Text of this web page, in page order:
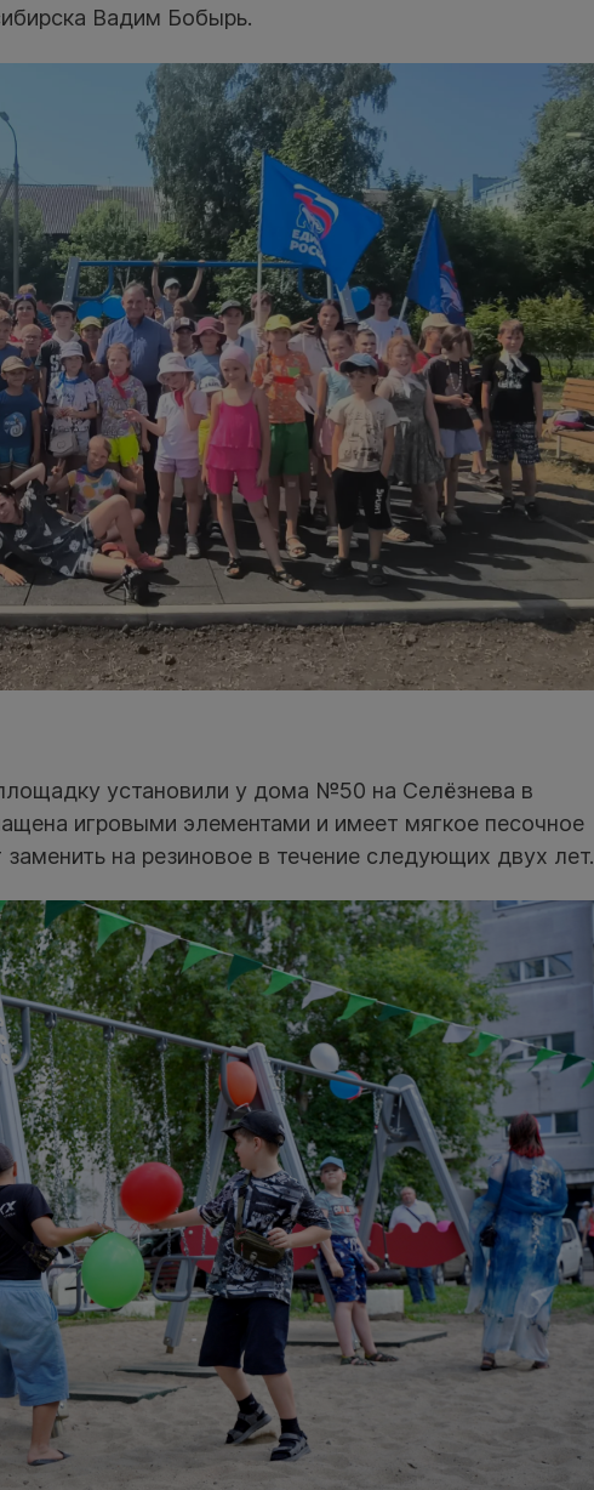
Вадим Бобырь.
установили у дома №50 на Селёзнева в
игровыми элементами и имеет мягкое песочное
на резиновое в течение следующих двух лет.